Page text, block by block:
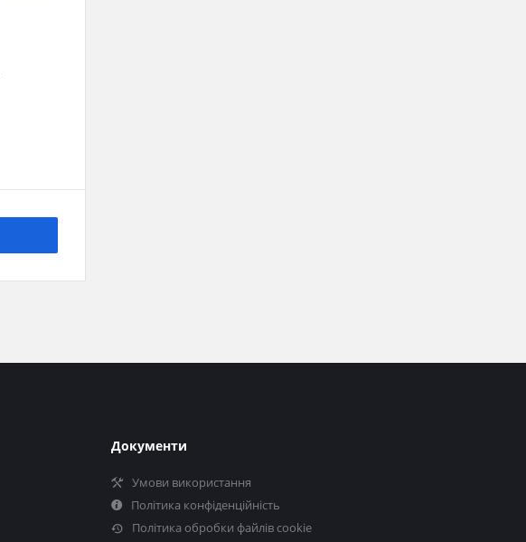
Документи
Умови використання
Політика конфіденційність
Політика обробки файлів cookie